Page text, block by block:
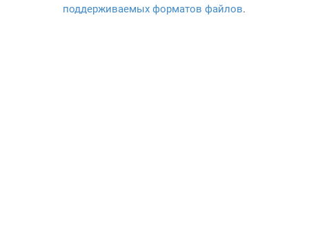
поддерживаемых форматов файлов.